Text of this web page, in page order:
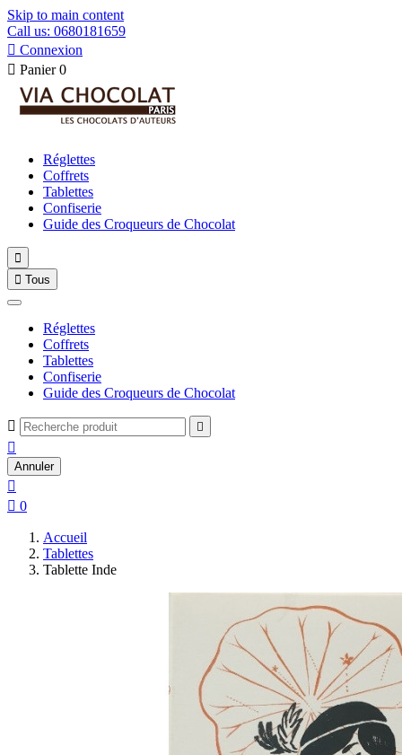
Skip to main content
Call us: 0680181659
 Connexion
 Panier 0
Réglettes
Coffrets
Tablettes
Confiserie
Guide des Croqueurs de Chocolat

 Tous
Réglettes
Coffrets
Tablettes
Confiserie
Guide des Croqueurs de Chocolat
 

Annuler

 0
Accueil
Tablettes
Tablette Inde